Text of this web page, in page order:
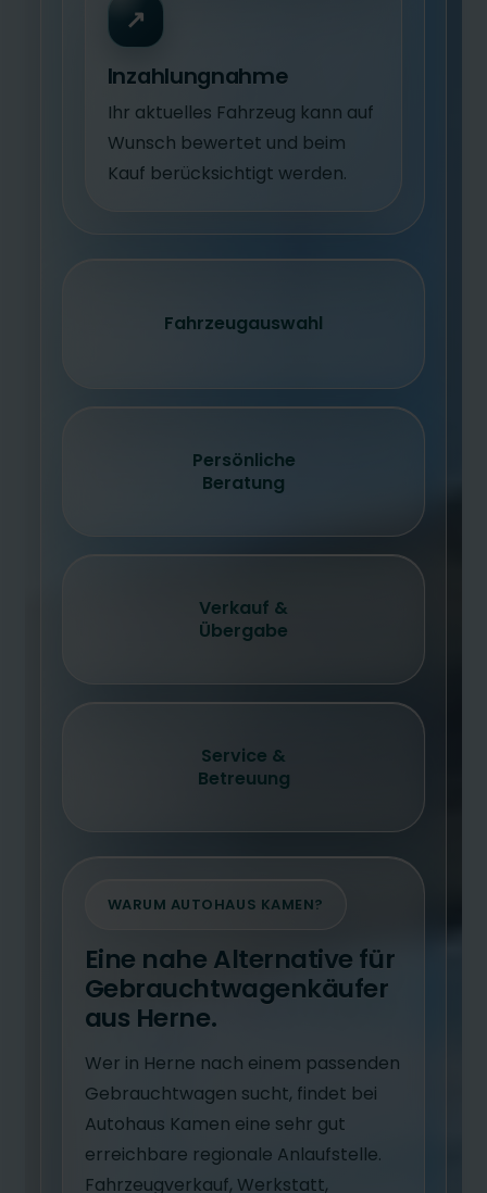
↗
Inzahlungnahme
Ihr aktuelles Fahrzeug kann auf
Wunsch bewertet und beim
Kauf berücksichtigt werden.
Fahrzeugauswahl
Persönliche
Beratung
Verkauf &
Übergabe
Service &
Betreuung
WARUM AUTOHAUS KAMEN?
Eine nahe Alternative für
Gebrauchtwagenkäufer
aus Herne.
Wer in Herne nach einem passenden
Gebrauchtwagen sucht, findet bei
Autohaus Kamen eine sehr gut
erreichbare regionale Anlaufstelle.
Fahrzeugverkauf, Werkstatt,